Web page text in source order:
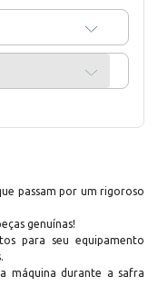
passam por um rigoroso
genuínas!
para seu equipamento
máquina durante a safra